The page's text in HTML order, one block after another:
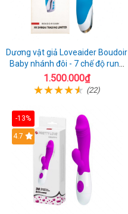
Dương vật giả Loveaider Boudoir
Baby nhánh đôi - 7 chế độ rung
sạc điện
1.500.000₫
(22)
-13%
4.7